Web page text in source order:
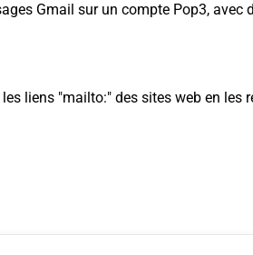
Gmail sur un compte Pop3, avec
liens "mailto:" des sites web en les